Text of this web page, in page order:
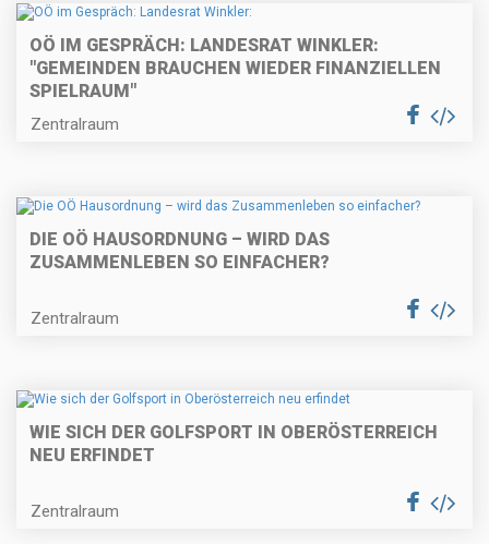
OÖ IM GESPRÄCH: LANDESRAT WINKLER:
"GEMEINDEN BRAUCHEN WIEDER FINANZIELLEN
SPIELRAUM"
Zentralraum
DIE OÖ HAUSORDNUNG – WIRD DAS
ZUSAMMENLEBEN SO EINFACHER?
Zentralraum
WIE SICH DER GOLFSPORT IN OBERÖSTERREICH
NEU ERFINDET
Zentralraum